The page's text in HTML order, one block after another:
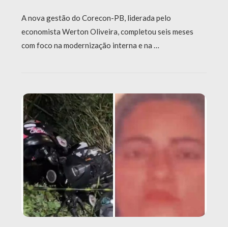
A nova gestão do Corecon-PB, liderada pelo
economista Werton Oliveira, completou seis meses
com foco na modernização interna e na …